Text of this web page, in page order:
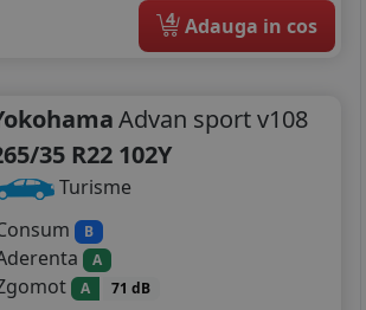
4 Adauga in cos
Advan sport v108
35 R22 102Y
Turisme
B
A
A 71 dB